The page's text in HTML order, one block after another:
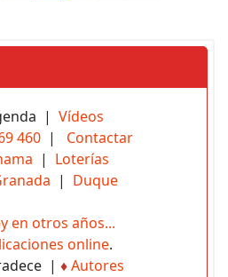
| Vídeos
460 | Contactar
| Loterías
| Duque
en otros años...
online.
| ♦Autores